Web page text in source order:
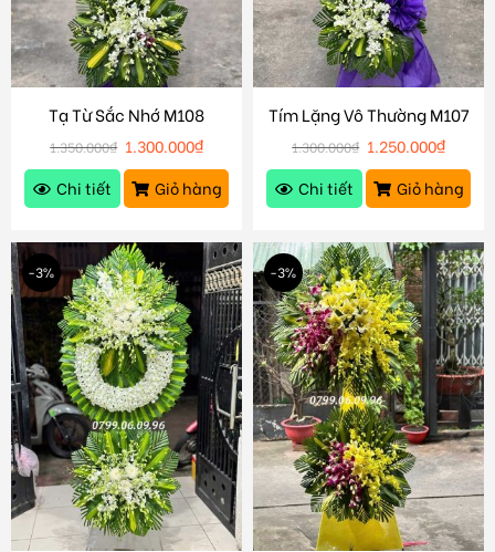
Tạ Từ Sắc Nhớ M108
1.350.000₫ 1.300.000₫
Chi tiết
Giỏ hàng
Tím Lặng Vô Thường M107
1.300.000₫ 1.250.000₫
Chi tiết
Giỏ hàng
-3% -3%